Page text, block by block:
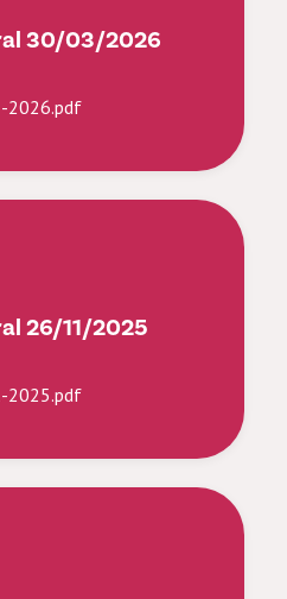
30/03/2026
2026.pdf
26/11/2025
2025.pdf